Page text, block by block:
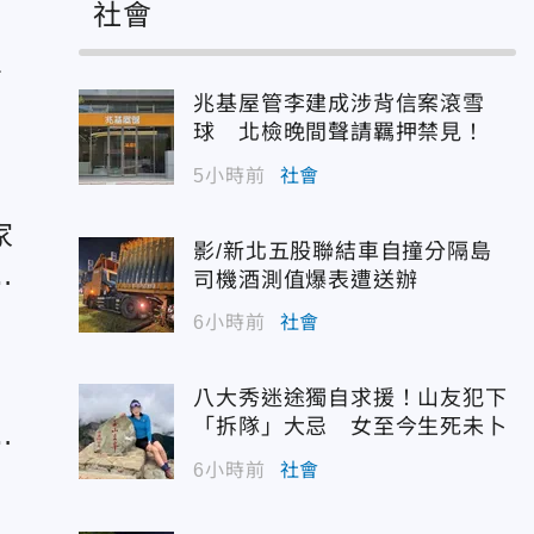
社會
兆基屋管李建成涉背信案滾雪
球 北檢晚間聲請羈押禁見！
5小時前 社會
影/新北五股聯結車自撞分隔島
司機酒測值爆表遭送辦
6小時前 社會
八大秀迷途獨自求援！山友犯下
「拆隊」大忌 女至今生死未卜
6小時前 社會